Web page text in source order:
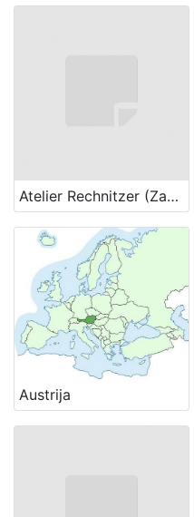
Atelier Rechnitzer (Zagreb)
Austrija